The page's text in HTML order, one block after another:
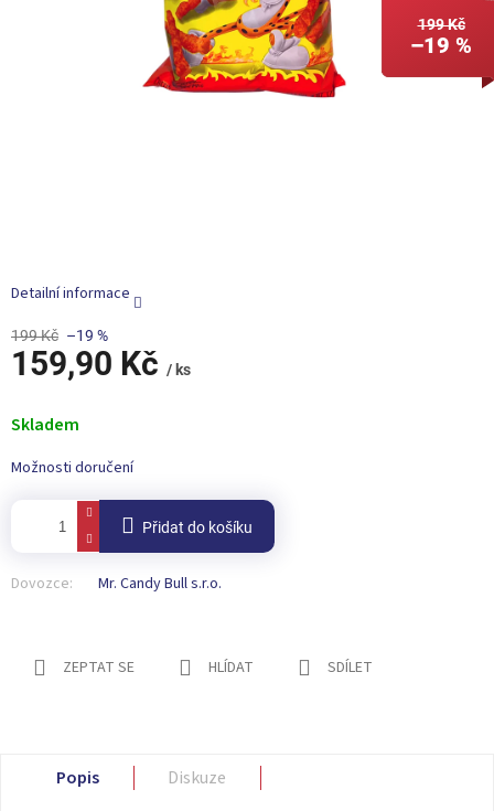
199 Kč
–19 %
199 Kč –19 %
159,90 Kč / ks
cena:
Skladem
Možnosti doručení
Přidat do košíku
Dovozce: Mr. Candy Bull s.r.o.
Detailní informace
ZEPTAT SE HLÍDAT SDÍLET
Popis
Diskuze